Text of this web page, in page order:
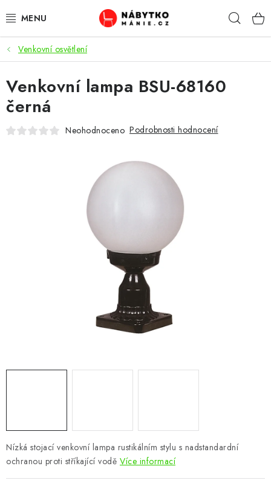
na
OBÝVACÍ POKOJ
KUCHYŇ A JÍDELNA
LOŽNICE
KANCELÁŘ / PRACOVNA
OSTATNÍ
VÝPRODEJ
Vše o nákupu Info
Reklamace a odstoupení od smlouvy
Venkovní osvětlení
Nízká stojací venkovní lampa rustikálním stylu s nadstandardní
ochranou proti stříkající vodě Více informací
Venkovní lampa BSU-68160
černá
Neohodnoceno Podrobnosti hodnocení